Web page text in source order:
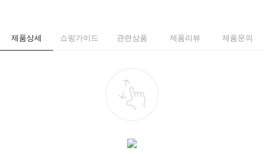
제품상세 쇼핑가이드 관련상품 제품리뷰 제품문의